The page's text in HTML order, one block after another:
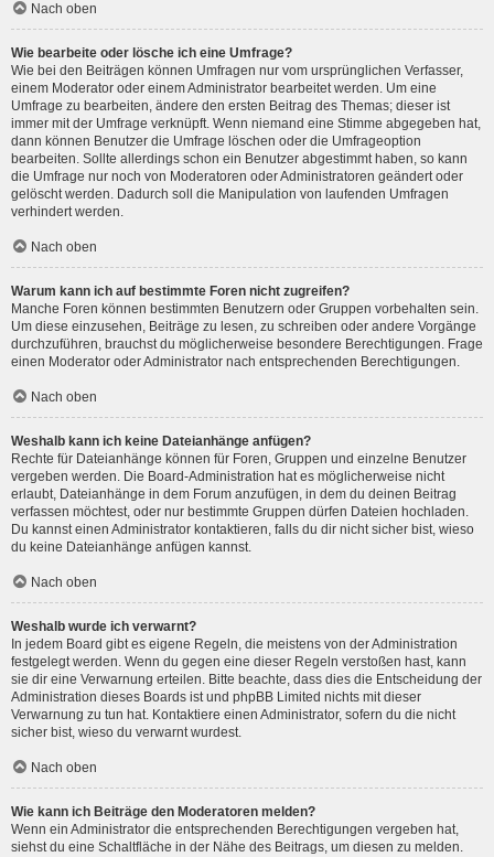
Nach oben
Wie bearbeite oder lösche ich eine Umfrage?
Wie bei den Beiträgen können Umfragen nur vom ursprünglichen Verfasser,
einem Moderator oder einem Administrator bearbeitet werden. Um eine
Umfrage zu bearbeiten, ändere den ersten Beitrag des Themas; dieser ist
immer mit der Umfrage verknüpft. Wenn niemand eine Stimme abgegeben hat,
dann können Benutzer die Umfrage löschen oder die Umfrageoption
bearbeiten. Sollte allerdings schon ein Benutzer abgestimmt haben, so kann
die Umfrage nur noch von Moderatoren oder Administratoren geändert oder
gelöscht werden. Dadurch soll die Manipulation von laufenden Umfragen
verhindert werden.
Nach oben
Warum kann ich auf bestimmte Foren nicht zugreifen?
Manche Foren können bestimmten Benutzern oder Gruppen vorbehalten sein.
Um diese einzusehen, Beiträge zu lesen, zu schreiben oder andere Vorgänge
durchzuführen, brauchst du möglicherweise besondere Berechtigungen. Frage
einen Moderator oder Administrator nach entsprechenden Berechtigungen.
Nach oben
Weshalb kann ich keine Dateianhänge anfügen?
Rechte für Dateianhänge können für Foren, Gruppen und einzelne Benutzer
vergeben werden. Die Board-Administration hat es möglicherweise nicht
erlaubt, Dateianhänge in dem Forum anzufügen, in dem du deinen Beitrag
verfassen möchtest, oder nur bestimmte Gruppen dürfen Dateien hochladen.
Du kannst einen Administrator kontaktieren, falls du dir nicht sicher bist, wieso
du keine Dateianhänge anfügen kannst.
Nach oben
Weshalb wurde ich verwarnt?
In jedem Board gibt es eigene Regeln, die meistens von der Administration
festgelegt werden. Wenn du gegen eine dieser Regeln verstoßen hast, kann
sie dir eine Verwarnung erteilen. Bitte beachte, dass dies die Entscheidung der
Administration dieses Boards ist und phpBB Limited nichts mit dieser
Verwarnung zu tun hat. Kontaktiere einen Administrator, sofern du die nicht
sicher bist, wieso du verwarnt wurdest.
Nach oben
Wie kann ich Beiträge den Moderatoren melden?
Wenn ein Administrator die entsprechenden Berechtigungen vergeben hat,
siehst du eine Schaltfläche in der Nähe des Beitrags, um diesen zu melden.